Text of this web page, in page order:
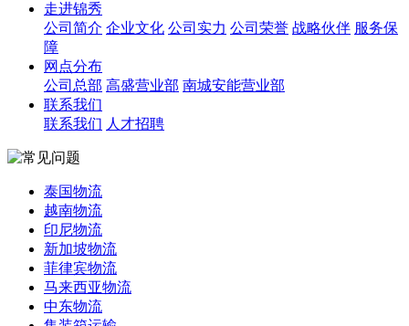
走进锦秀
公司简介 企业文化 公司实力 公司荣誉 战略伙伴 服务保
障
网点分布
公司总部 高盛营业部 南城安能营业部
联系我们
联系我们 人才招聘
泰国物流
越南物流
印尼物流
新加坡物流
菲律宾物流
马来西亚物流
中东物流